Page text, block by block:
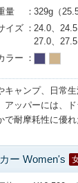
量
329g（
イズ
24.0、
27.0、
ラー
キャンプ、日常
アッパーには、
で耐摩耗性に優
ー Women's